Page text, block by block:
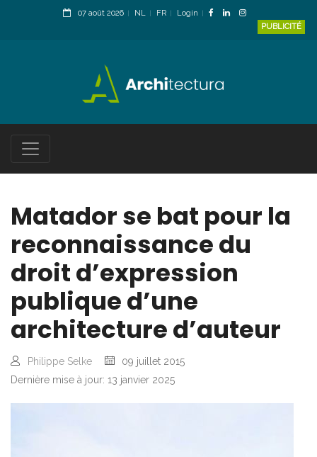
07 août 2026 NL FR
Login
PUBLICITÉ
Matador se bat pour la
reconnaissance du
droit d’expression
publique d’une
architecture d’auteur
Philippe Selke
09 juillet 2015
Dernière mise à jour: 13 janvier 2025